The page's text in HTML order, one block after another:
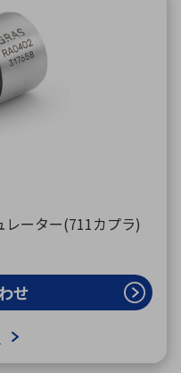
レーター(711カプラ)
せ